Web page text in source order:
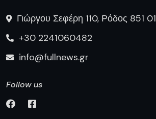
Γιώργου Σεφέρη 110, Ρόδος 851 01
+30 2241060482
info@fullnews.gr
Follow us